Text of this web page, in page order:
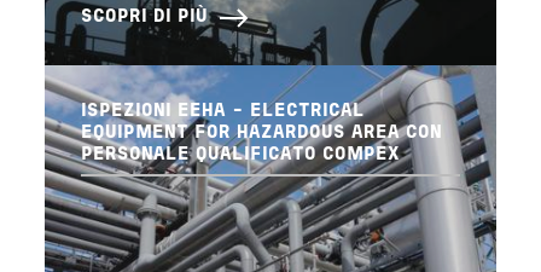
SCOPRI DI PIÙ
ISPEZIONI EEHA - ELECTRICAL
EQUIPMENT FOR HAZARDOUS AREA CON
PERSONALE QUALIFICATO COMPEX